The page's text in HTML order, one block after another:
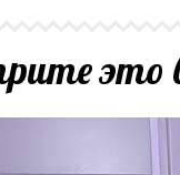
это